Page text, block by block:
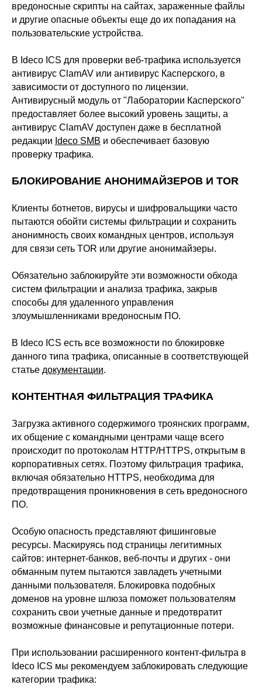
вредоносные скрипты на сайтах, зараженные файлы
и другие опасные объекты еще до их попадания на
пользовательские устройства.
В Ideco ICS для проверки веб-трафика используется
антивирус ClamAV или антивирус Касперского, в
зависимости от доступного по лицензии.
Антивирусный модуль от "Лаборатории Касперского"
предоставляет более высокий уровень защиты, а
антивирус ClamAV доступен даже в бесплатной
редакции Ideco SMB и обеспечивает базовую
проверку трафика.
БЛОКИРОВАНИЕ АНОНИМАЙЗЕРОВ И TOR
Клиенты ботнетов, вирусы и шифровальщики часто
пытаются обойти системы фильтрации и сохранить
анонимность своих командных центров, используя
для связи сеть TOR или другие анонимайзеры.
Обязательно заблокируйте эти возможности обхода
систем фильтрации и анализа трафика, закрыв
способы для удаленного управления
злоумышленниками вредоносным ПО.
В Ideco ICS есть все возможности по блокировке
данного типа трафика, описанные в соответствующей
статье документации.
КОНТЕНТНАЯ ФИЛЬТРАЦИЯ ТРАФИКА
Загрузка активного содержимого троянских программ,
их общение с командными центрами чаще всего
происходит по протоколам HTTP/HTTPS, открытым в
корпоративных сетях. Поэтому фильтрация трафика,
включая обязательно HTTPS, необходима для
предотвращения проникновения в сеть вредоносного
ПО.
Особую опасность представляют фишинговые
ресурсы. Маскируясь под страницы легитимных
сайтов: интернет-банков, веб-почты и других - они
обманным путем пытаются завладеть учетными
данными пользователя. Блокировка подобных
доменов на уровне шлюза поможет пользователям
сохранить свои учетные данные и предотвратит
возможные финансовые и репутационные потери.
При использовании расширенного контент-фильтра в
Ideco ICS мы рекомендуем заблокировать следующие
категории трафика: